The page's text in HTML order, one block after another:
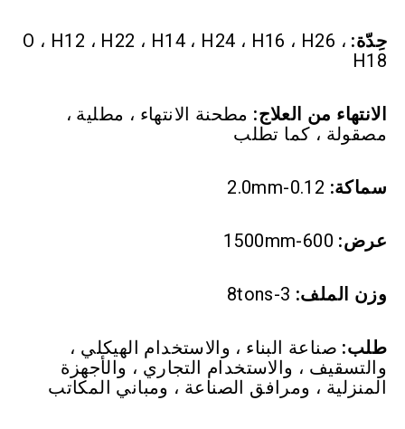
حِدّة: O ، H12 ، H22 ، H14 ، H24 ، H16 ، H26 ،
H18
الانتهاء من العلاج: مطحنة الانتهاء ، مطلية ،
مصقولة ، كما تطلب
سماكة: 0.12-2.0mm
عرض: 600-1500mm
وزن الملف: 3-8tons
طلب: صناعة البناء ، والاستخدام الهيكلي ،
والتسقيف ، والاستخدام التجاري ، والأجهزة
المنزلية ، ومرافق الصناعة ، ومباني المكاتب